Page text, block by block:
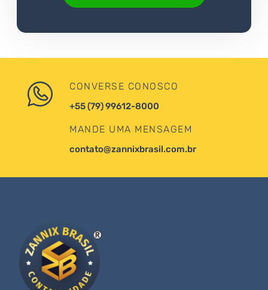
CONVERSE CONOSCO
+55 (79) 99612-8000
MANDE UMA MENSAGEM
contato@zannixbrasil.com.br